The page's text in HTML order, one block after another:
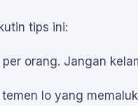
tips ini:
orang. Jangan
lo yang